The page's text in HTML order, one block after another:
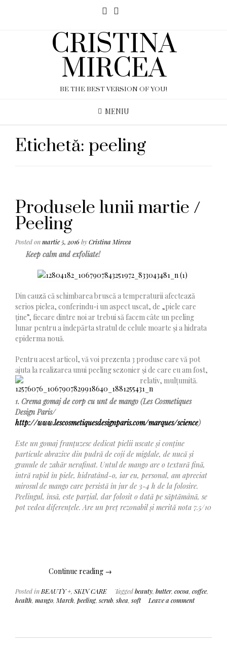
CRISTINA
MIRCEA
BE THE BEST VERSION OF YOU!
MENIU
Etichetă: peeling
Produsele lunii martie /
Peeling
Posted onmartie 5, 2016byCristina Mircea
Keep calm and exfoliate!
Din cauză că schimbarea bruscă a temperaturii afectează
serios pielea, conferindu-i un aspect uscat, de „piele care
ține”, fiecare dintre noi ar trebui să facem câte un peeling
lunar pentru a îndepărta stratul de celule moarte și a hidrata
epiderma nouă.
Pentru acest articol, vă voi prezenta 3 produse care vă pot
ajuta la realizarea unui peeling sezonier și de care eu am fost,
relativ, mulțumită.
1. Crema gomaj de corp cu unt de mango (Les Cosmetiques
Design Paris/
http://www.lescosmetiquesdesignparis.com/marques/science)
Este un gomaj franțuzesc dedicat pielii uscate și conține
particule abrazive din pudră de coji de migdale, de nucă și
granule de zahăr nerafinat. Untul de mango are o textură fină,
intră rapid în piele, hidratând-o, iar eu, personal, am apreciat
mirosul de mango care persistă în jur de 3-4 h de la folosire.
Peelingul, însă, este parțial, dar folosit o dată pe săptămână, se
pot vedea diferențele. Are un preț rezonabil și merită nota 7.5/10
Continue reading „Produsele
martie
/
→
Posted in BEAUTY +, SKIN CARE Taggedbeauty, butter, cocoa, coffee,
health, mango, March, peeling,scrub,shea,soft Leave a comment